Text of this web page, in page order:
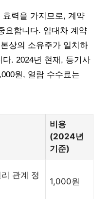
력을 가지므로, 계약
요합니다. 임대차 계약
상의 소유주가 일치하
. 2024년 현재, 등기사
원, 열람 수수료는
비용
(2024년
기준)
관계 정
1,000원